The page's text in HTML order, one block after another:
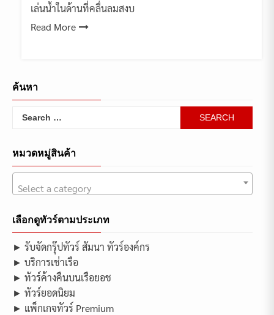
เล่นน้ำในด้านที่คลื่นลมสงบ
Read More
ค้นหา
Search
หมวดหมู่สินค้า
Select a category
เลือกดูทัวร์ตามประเภท
► รับจัดกรุ๊ปทัวร์ สัมนา ทัวร์องค์กร
► บริการเช่าเรือ
► ทัวร์ค้างคืนบนเรือยอช
► ทัวร์ยอดนิยม
► แพ็กเกจทัวร์ Premium